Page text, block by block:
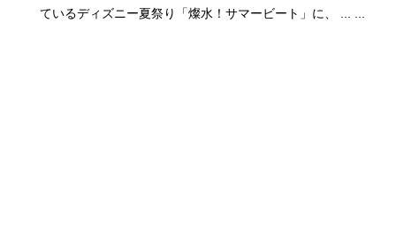
ているディズニー夏祭り「燦水！サマービート」に、 ... ...